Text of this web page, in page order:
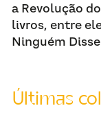
a Revolução
livros, entre
Ninguém
Últimas